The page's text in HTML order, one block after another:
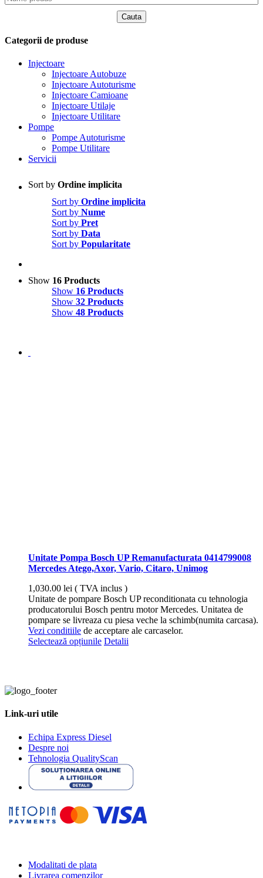
Categorii de produse
Injectoare
Injectoare Autobuze
Injectoare Autoturisme
Injectoare Camioane
Injectoare Utilaje
Injectoare Utilitare
Pompe
Pompe Autoturisme
Pompe Utilitare
Servicii
Sort by Ordine implicita
Sort by Ordine implicita
Sort by Nume
Sort by Pret
Sort by Data
Sort by Popularitate
Show 16 Products
Show 16 Products
Show 32 Products
Show 48 Products
Unitate Pompa Bosch UP Remanufacturata 0414799008
Mercedes Atego,Axor, Vario, Citaro, Unimog
1,030.00 lei ( TVA inclus )
Unitate de pompare Bosch UP reconditionata cu tehnologia
producatorului Bosch pentru motor Mercedes. Unitatea de
pompare se livreaza cu piesa veche la schimb(numita carcasa).
Vezi conditiile de acceptare ale carcaselor.
Selectează opțiunile Acest
alese
pagina
produsului.
Detalii
Link-uri utile
Echipa Express Diesel
Despre noi
Tehnologia QualityScan
Modalitati de plata
Livrarea comenzilor